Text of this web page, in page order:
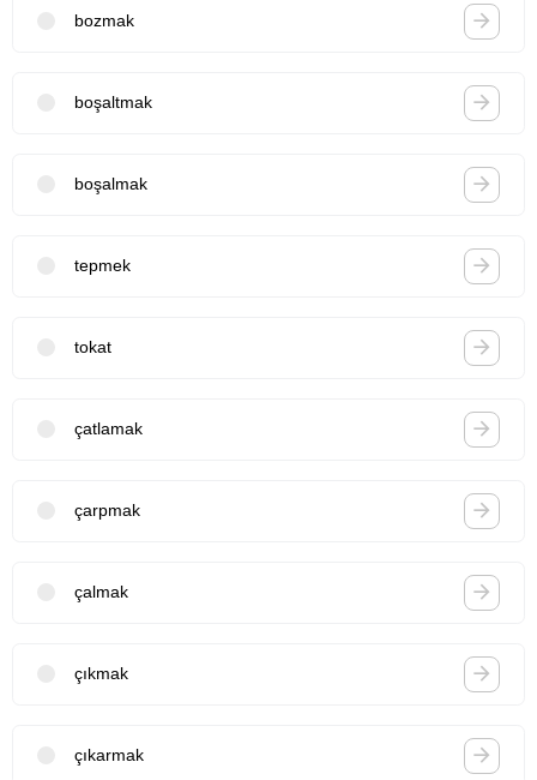
bozmak
boşaltmak
boşalmak
tepmek
tokat
çatlamak
çarpmak
çalmak
çıkmak
çıkarmak